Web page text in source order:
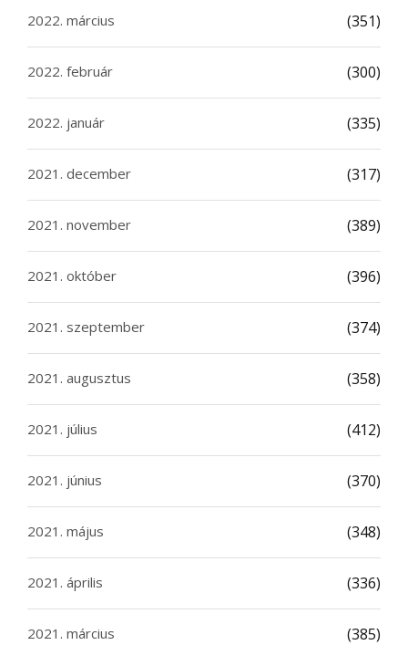
2022. március (351)
2022. február (300)
2022. január (335)
2021. december (317)
2021. november (389)
2021. október (396)
2021. szeptember (374)
2021. augusztus (358)
2021. július (412)
2021. június (370)
2021. május (348)
2021. április (336)
2021. március (385)